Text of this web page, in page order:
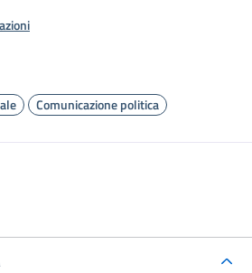
Comunicazione politica